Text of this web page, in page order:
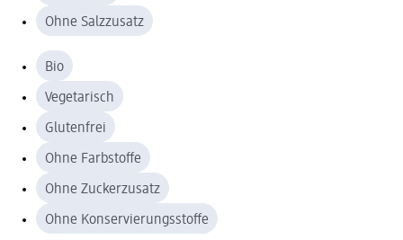
Ohne Salzzusatz
Bio
Vegetarisch
Glutenfrei
Ohne Farbstoffe
Ohne Zuckerzusatz
Ohne Konservierungsstoffe